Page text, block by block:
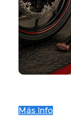
Más Info